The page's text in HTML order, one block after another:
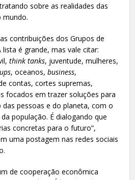
sobre as realidades das
mundo.
contribuições dos Grupos de
é grande, mas vale citar:
think tanks, juventude, mulheres,
, oceanos,business,
contas, cortes supremas,
focados em trazer soluções para
pessoas e do planeta, com o
população. É dialogando que
concretas para o futuro”,
uma postagem nas redes sociais
de cooperação econômica